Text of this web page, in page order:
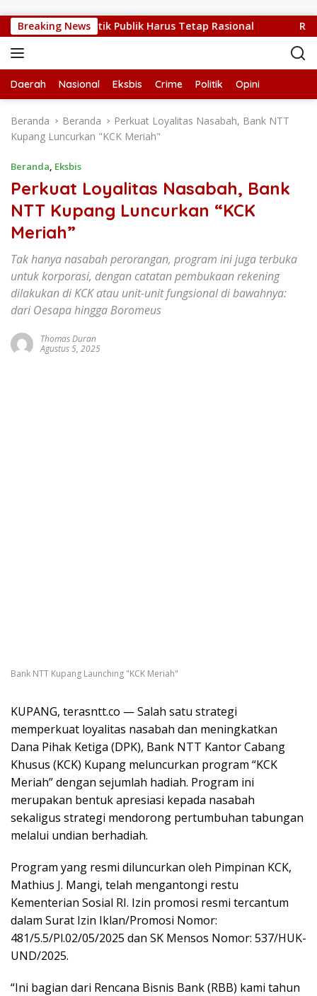
Breaking News
Sedang Sulit, Kritik Publik Harus Tetap Rasional
Daerah Nasional Eksbis Crime Politik Opini
Beranda Beranda
Perkuat Loyalitas Nasabah, Bank NTT
Kupang Luncurkan "KCK Meriah"
Beranda, Eksbis
Perkuat Loyalitas Nasabah, Bank
NTT Kupang Luncurkan “KCK
Meriah”
Tak hanya nasabah perorangan, program ini juga terbuka
untuk korporasi, dengan catatan pembukaan rekening
dilakukan di KCK atau unit-unit fungsional di bawahnya:
dari Oesapa hingga Boromeus
Thomas Duran
Agustus 5, 2025
Bank NTT Kupang Launching "KCK Meriah"
KUPANG, terasntt.co — Salah satu strategi
memperkuat loyalitas nasabah dan meningkatkan
Dana Pihak Ketiga (DPK), Bank NTT Kantor Cabang
Khusus (KCK) Kupang meluncurkan program “KCK
Meriah” dengan sejumlah hadiah. Program ini
merupakan bentuk apresiasi kepada nasabah
sekaligus strategi mendorong pertumbuhan tabungan
melalui undian berhadiah.
Program yang resmi diluncurkan oleh Pimpinan KCK,
Mathius J. Mangi, telah mengantongi restu
Kementerian Sosial RI. Izin promosi resmi tercantum
dalam Surat Izin Iklan/Promosi Nomor:
481/5.5/Pl.02/05/2025 dan SK Mensos Nomor: 537/HUK-
UND/2025.
“Ini bagian dari Rencana Bisnis Bank (RBB) kami tahun